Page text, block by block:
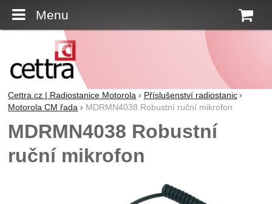
Menu
Cettra.cz | Radiostanice Motorola
Příslušenství radiostanic
Motorola CM řada
MDRMN4038 Robustní ruční mikrofon
MDRMN4038 Robustní
ruční mikrofon